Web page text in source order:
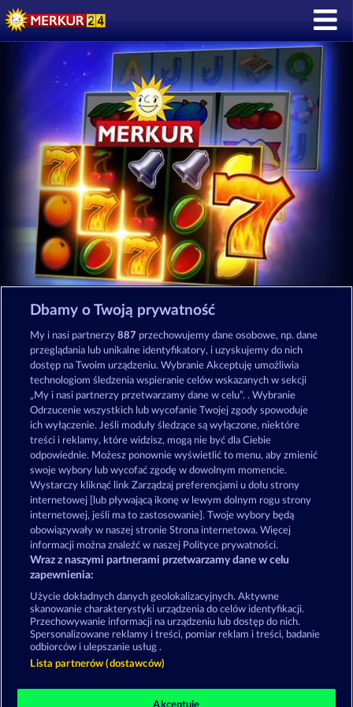
POBIERZ APLIKACJĘ Merkur24:
Zagraj teraz
Gry losowe w Merkur24 – graj w
darmowe gry losowe online
Zasady i warunki Polityka prywatności
Nota prawna Firma FAQ Facebook
Prześlij wniosek o wypłatę
Gry społecznościowe mają przeznaczenie czysto
rozrywkowe i nie mają absolutnie żadnego wpływu
Dbamy o Twoją prywatność
My i nasi partnerzy887 przechowujemy dane osobowe, np. dane
przeglądania lub unikalne identyfikatory, i uzyskujemy do nich
dostęp na Twoim urządzeniu. Wybranie Akceptuję umożliwia
technologiom śledzenia wspieranie celów wskazanych w sekcji
„My i nasi partnerzy przetwarzamy dane w celu”. . Wybranie
Odrzucenie wszystkich lub wycofanie Twojej zgody spowoduje
ich wyłączenie. Jeśli moduły śledzące są wyłączone, niektóre
treści i reklamy, które widzisz, mogą nie być dla Ciebie
odpowiednie. Możesz ponownie wyświetlić to menu, aby zmienić
swoje wybory lub wycofać zgodę w dowolnym momencie.
Wystarczy kliknąć link Zarządzaj preferencjami u dołu strony
internetowej [lub pływającą ikonę w lewym dolnym rogu strony
internetowej, jeśli ma to zastosowanie]. Twoje wybory będą
obowiązywały w naszej stronie Strona internetowa. Więcej
informacji można znaleźć w naszej Polityce prywatności.
Wraz z naszymi partnerami przetwarzamy dane w celu
zapewnienia:
Użycie dokładnych danych geolokalizacyjnych. Aktywne
skanowanie charakterystyki urządzenia do celów identyfikacji.
Przechowywanie informacji na urządzeniu lub dostęp do nich.
Spersonalizowane reklamy i treści, pomiar reklam i treści, badanie
odbiorców i ulepszanie usług .
Lista partnerów (dostawców)